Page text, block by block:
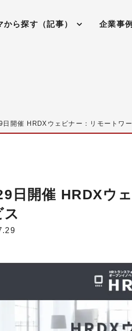
から探す（記事） 企業事例
日開催 HRDXウェビナー：リモートワ
日開催 HRDXウ